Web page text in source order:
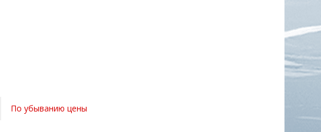
По убыванию цены